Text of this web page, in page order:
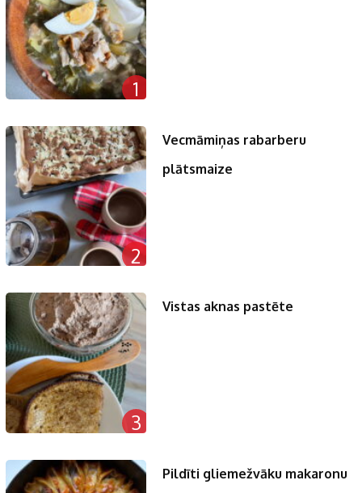
1
2
Vecmāmiņas rabarberu
plātsmaize
3
Vistas aknas pastēte
Pildīti gliemežvāku makaronu